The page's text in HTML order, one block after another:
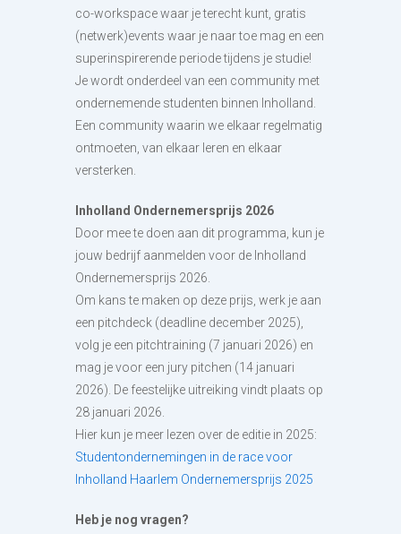
co-workspace waar je terecht kunt, gratis
(netwerk)events waar je naar toe mag en een
superinspirerende periode tijdens je studie!
Je wordt onderdeel van een community met
ondernemende studenten binnen Inholland.
Een community waarin we elkaar regelmatig
ontmoeten, van elkaar leren en elkaar
versterken.
Inholland Ondernemersprijs 2026
Door mee te doen aan dit programma, kun je
jouw bedrijf aanmelden voor de Inholland
Ondernemersprijs 2026.
Om kans te maken op deze prijs, werk je aan
een pitchdeck (deadline december 2025),
volg je een pitchtraining (7 januari 2026) en
mag je voor een jury pitchen (14 januari
2026). De feestelijke uitreiking vindt plaats op
28 januari 2026.
Hier kun je meer lezen over de editie in 2025:
Studentondernemingen in de race voor
Inholland Haarlem Ondernemersprijs 2025
Heb je nog vragen?